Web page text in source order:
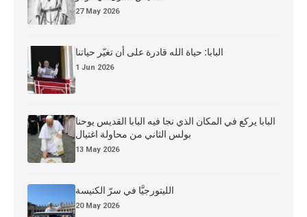
27 May 2026
البابا: حياة الله قادرة على أن تغيّر حياتنا
1 Jun 2026
البابا يركع في المكان الذي نجا فيه البابا القديس يوحنا
بولس الثاني من محاولة اغتيال
13 May 2026
الليتورجيَّا في سرّ الكنيسة
20 May 2026